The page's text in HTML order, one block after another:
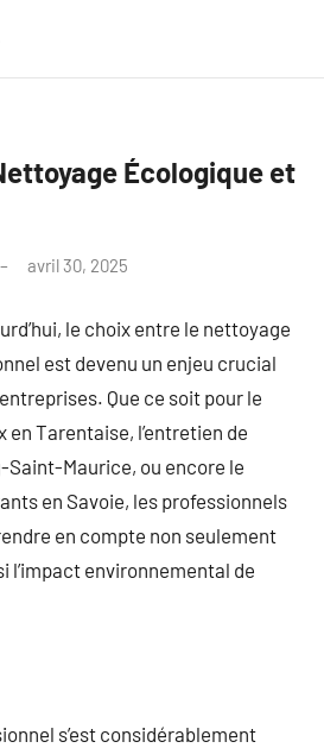
Écologique et
avril 30, 2025
le choix entre le nettoyage
est devenu un enjeu crucial
Que ce soit pour le
en Tarentaise, l’entretien de
Maurice, ou encore le
en Savoie, les professionnels
en compte non seulement
l’impact environnemental de
s’est considérablement